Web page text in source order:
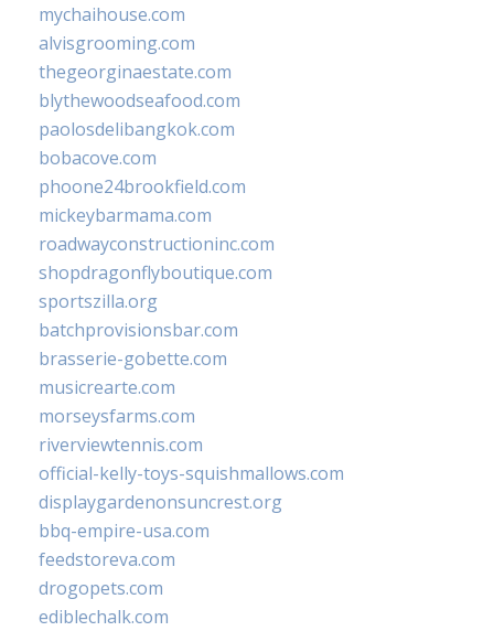
mychaihouse.com
alvisgrooming.com
thegeorginaestate.com
blythewoodseafood.com
paolosdelibangkok.com
bobacove.com
phoone24brookfield.com
mickeybarmama.com
roadwayconstructioninc.com
shopdragonflyboutique.com
sportszilla.org
batchprovisionsbar.com
brasserie-gobette.com
musicrearte.com
morseysfarms.com
riverviewtennis.com
official-kelly-toys-squishmallows.com
displaygardenonsuncrest.org
bbq-empire-usa.com
feedstoreva.com
drogopets.com
ediblechalk.com